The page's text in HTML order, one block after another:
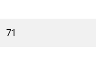
71